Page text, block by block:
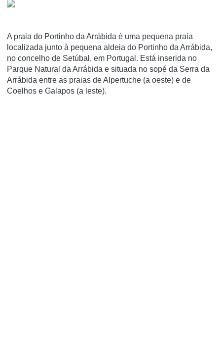
A praia do Portinho da Arrábida é uma pequena praia
localizada junto à pequena aldeia do Portinho da Arrábida,
no concelho de Setúbal, em Portugal. Está inserida no
Parque Natural da Arrábida e situada no sopé da Serra da
Arrábida entre as praias de Alpertuche (a oeste) e de
Coelhos e Galapos (a leste).